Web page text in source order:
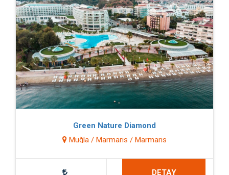
Green Nature Diamond
Muğla / Marmaris / Marmaris
DETAY